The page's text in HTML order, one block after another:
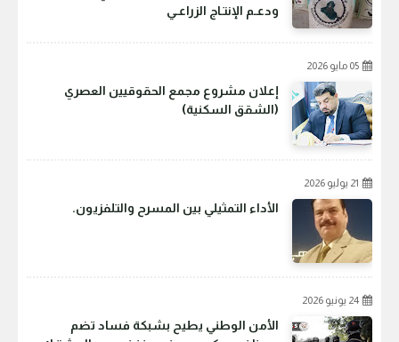
ودعـم الإنتـاج الزراعـي
05 مايو 2026
إعلان مشروع مجمع الحقوقيين العصري
(الشقق السكنية)
21 يوليو 2026
الأداء التمثيلي بين المسرح والتلفزيون.
24 يونيو 2026
الأمن الوطني يطيح بشبكة فساد تضم